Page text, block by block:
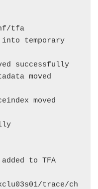
tfa
temporary
successfully
moved
moved
to TFA
trace/ch